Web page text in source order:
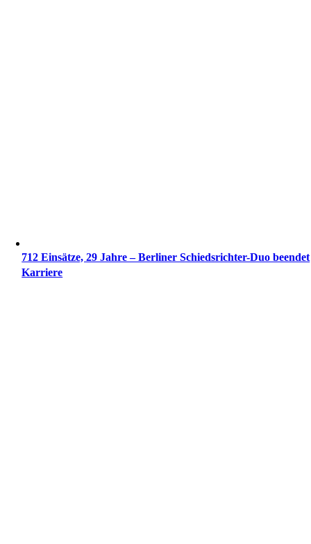
712 Ein­sät­ze, 29 Jah­re – Ber­li­ner Schieds­­­rich­­­ter-Duo been­det
Karriere